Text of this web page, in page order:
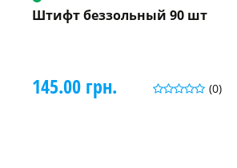
Штифт беззольный 90 шт
(0)
145.00 грн.